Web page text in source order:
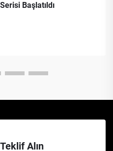
Başlatıldı
Alın